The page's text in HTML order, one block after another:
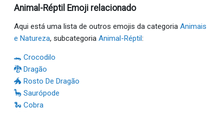
Animal-Réptil Emoji relacionado
Aqui está uma lista de outros emojis da categoria Animais
e Natureza, subcategoria Animal-Réptil:
🐊 Crocodilo
🐉 Dragão
🐲 Rosto De Dragão
🦕 Saurópode
🐍 Cobra